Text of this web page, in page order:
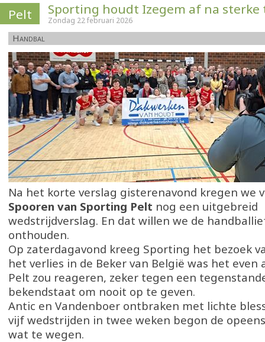
Pelt Sporting houdt Izegem af na
Zondag 22 februari 2026
Handbal
Na het korte verslag gisterenavond kregen we
Spooren van Sporting Pelt nog een uitgebreid
wedstrijdverslag. En dat willen we de
onthouden.
Op zaterdagavond kreeg Sporting het bezoek
het verlies in de Beker van België was het even
Pelt zou reageren, zeker tegen een
bekendstaat om nooit op te geven.
Antic en Vandenboer ontbraken met lichte
vijf wedstrijden in twee weken begon de
wat te wegen.